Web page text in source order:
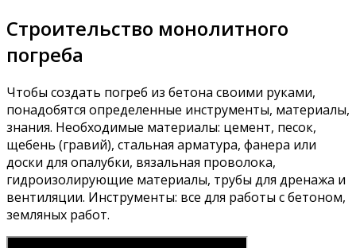
Строительство монолитного
погреба
Чтобы создать погреб из бетона своими руками,
понадобятся определенные инструменты, материалы,
знания. Необходимые материалы: цемент, песок,
щебень (гравий), стальная арматура, фанера или
доски для опалубки, вязальная проволока,
гидроизолирующие материалы, трубы для дренажа и
вентиляции. Инструменты: все для работы с бетоном,
земляных работ.